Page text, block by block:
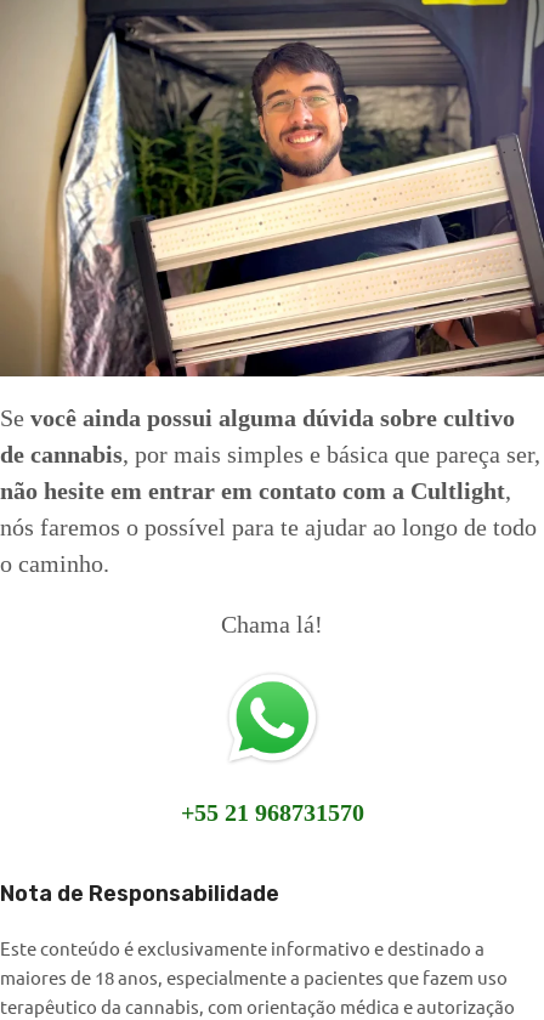
Se você ainda possui alguma dúvida sobre cultivo
de cannabis, por mais simples e básica que pareça ser,
não hesite em entrar em contato com a Cultlight,
nós faremos o possível para te ajudar ao longo de todo
o caminho.
Chama lá!
+55 21 968731570
Nota de Responsabilidade
Este conteúdo é exclusivamente informativo e destinado a
maiores de 18 anos, especialmente a pacientes que fazem uso
terapêutico da cannabis, com orientação médica e autorização